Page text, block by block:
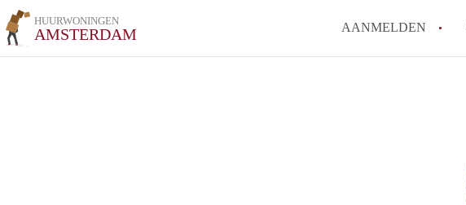
HUURWONINGEN
AMSTERDAM AANMELDEN